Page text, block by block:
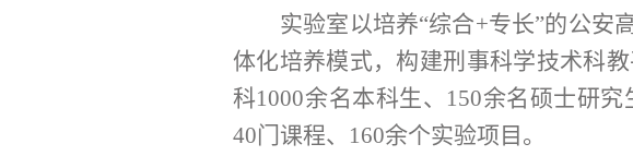
实验室以培养“综合+专长”的公安
体化培养模式，构建刑事科学技术科
科1000余名本科生、150余名硕士研
40门课程、160余个实验项目。